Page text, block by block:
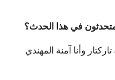
تاركتار وأنا آمنة المهندي